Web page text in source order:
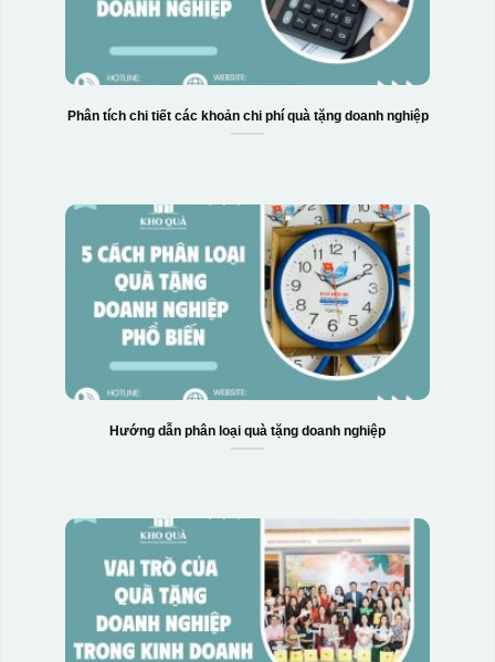
Hộp xi bình giữ nhiệt
Phân tích chi tiết các khoản chi phí quà tặng doanh nghiệp
Hướng dẫn phân loại quà tặng doanh nghiệp